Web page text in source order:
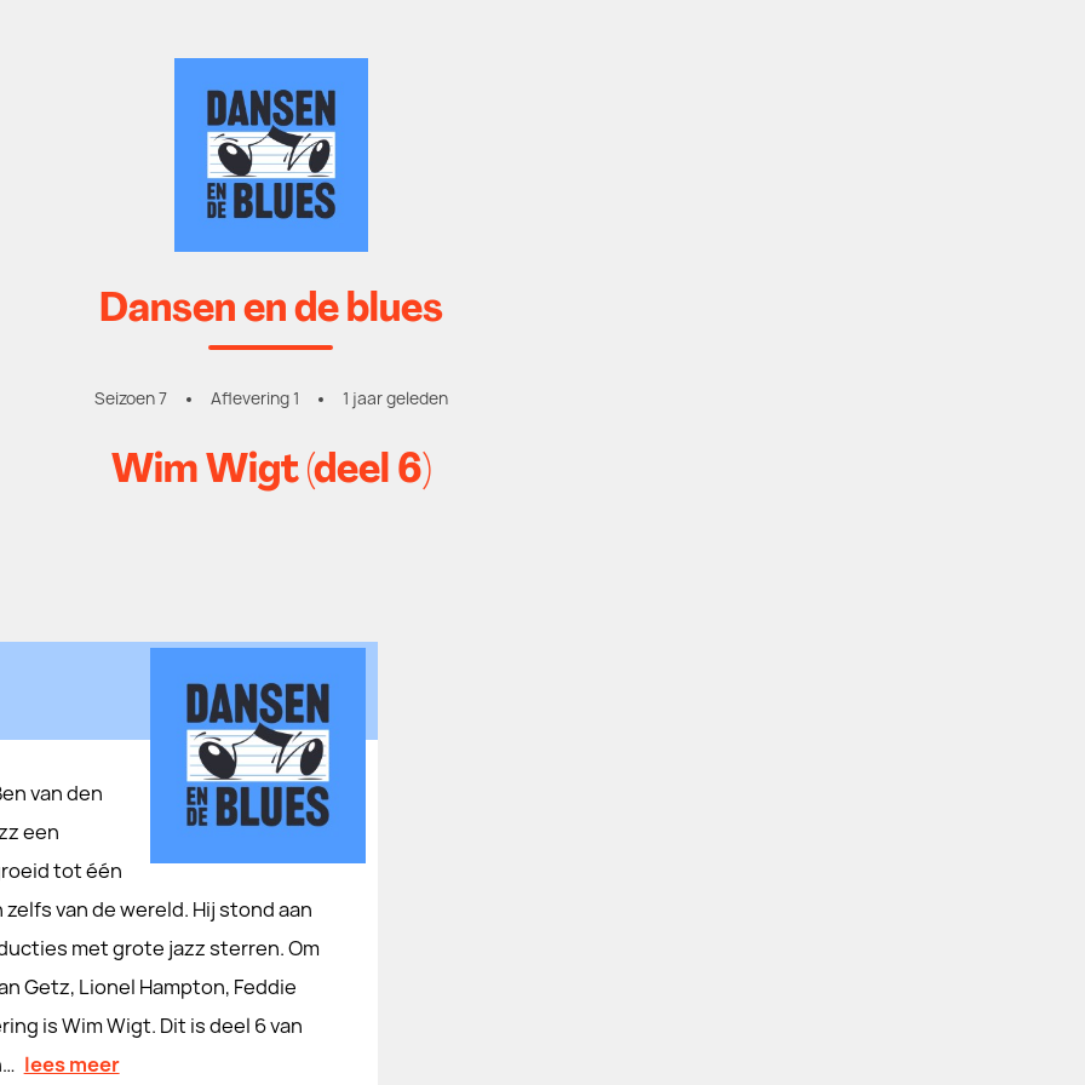
Dansen en de blues
Seizoen 7 Aflevering 1 1 jaar geleden
Wim Wigt (deel 6)
van den
een
tot één
van de wereld. Hij stond aan
met grote jazz sterren. Om
Getz, Lionel Hampton, Feddie
is Wim Wigt. Dit is deel 6 van
lees meer